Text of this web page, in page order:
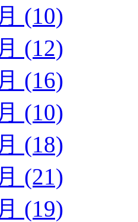
(10)
(12)
(16)
(10)
(18)
(21)
(19)